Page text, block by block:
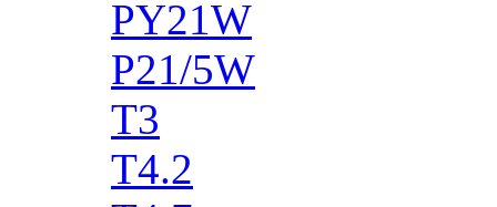
PY21W
P21/5W
T3
T4.2